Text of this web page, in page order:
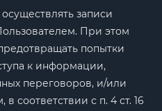
записи
При этом
попытки
к информации,
переговоров, и/или
соответствии с п. 4 ст. 16